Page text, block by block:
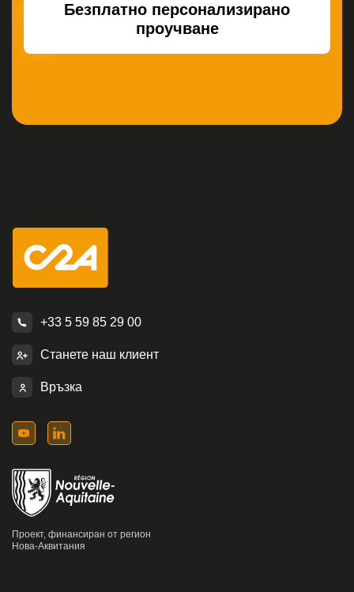
Безплатно персонализирано
проучване
+33 5 59 85 29 00
Станете наш клиент
Връзка
Проект, финансиран от регион
Нова-Аквитания